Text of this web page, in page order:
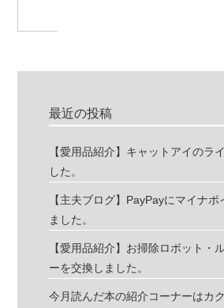
最近の投稿
【愛用品紹介】キャットアイのラ
した。
【主夫ブログ】PayPayにマイナポ
ました。
【愛用品紹介】お掃除ロボット・
ーを交換しました。
今月読んだ本の紹介コーナーはカ